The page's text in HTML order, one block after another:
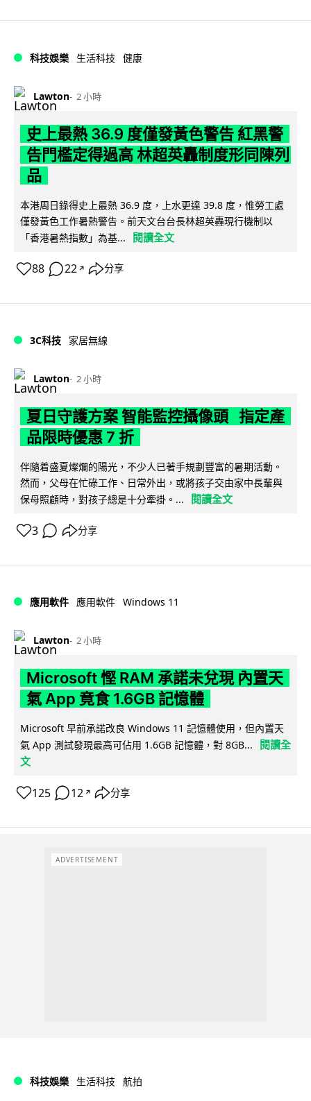
科技娛樂 生活科技 健康
Lawton 2 小時
史上最熱 36.9 度僅發黃色警告 紅黑警
告門檻定得過高 林超英轟制度形同陳列
品
本港周日錄得史上最熱 36.9 度，上水更達 39.8 度，惟勞工處
僅發黃色工作暑熱警告。前天文台台長林超英轟現行機制以
「香港暑熱指數」為基...
閱讀全文
88 22 ↗ 分享
3C科技 家居無線
Lawton 2 小時
夏日守護方案 智能監控攝像頭 指定產
品限時優惠 7 折
伴隨着盛夏燦爛的陽光，不少人已著手規劃豐富的暑期活動。
然而，父母在忙碌工作、日常外出，或將孩子交由家中長輩與
保母照顧時，對孩子總是十分牽掛。...
閱讀全文
3 分享
應用軟件 應用軟件 Windows 11
Lawton 2 小時
Microsoft 慳 RAM 承諾未兌現 內置天
氣 App 竟食 1.6GB 記憶體
Microsoft 早前承諾改良 Windows 11 記憶體使用，但內置天
氣 App 測試發現最高可佔用 1.6GB 記憶體，對 8GB...
閱讀全
文
125 12 ↗ 分享
ADVERTISEMENT
科技娛樂 生活科技 航拍